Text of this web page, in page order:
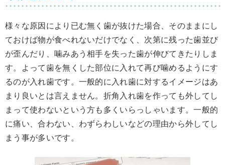
様々な原因により已む無く歯が抜けた場合、そのままにし
ておけば物が食べれないだけでなく、次第に残った歯並び
が歪んだり、噛みあう相手を失った歯が伸びてきたりしま
す。よって歯を無くした部位に入れて再び噛めるようにす
るのが入れ歯です。一般的に入れ歯に対するイメージはあ
まり良いとは言えません。折角入れ歯を作っても外してし
まって使わないという方も多くいらっしゃいます。一般的
に痛い、合わない、わずらわしいなどの理由から外してし
まう事が多いです。